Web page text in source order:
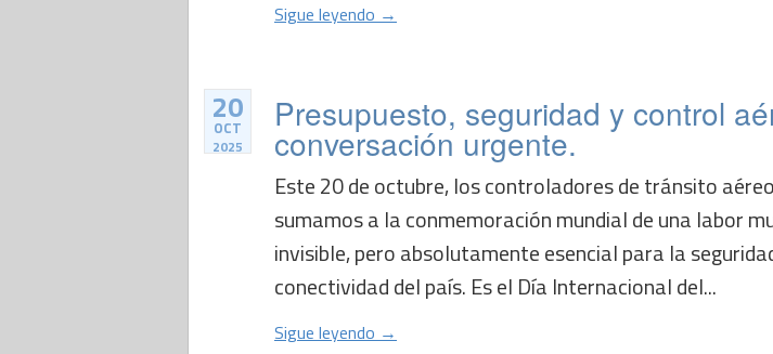
Sigue leyendo →
20
OCT
2025
Presupuesto, seguridad y control
conversación urgente.
Este 20 de octubre, los controladores de tránsito
sumamos a la conmemoración mundial de una labor
invisible, pero absolutamente esencial para la
conectividad del país. Es el Día Internacional del...
Sigue leyendo →